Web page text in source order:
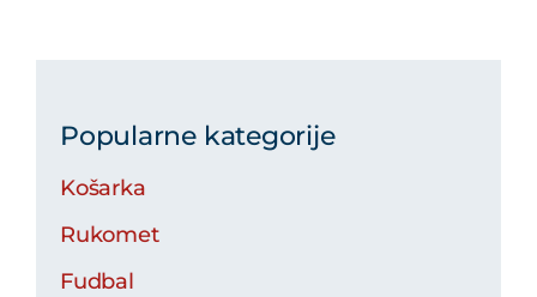
Popularne kategorije
Košarka
Rukomet
Fudbal